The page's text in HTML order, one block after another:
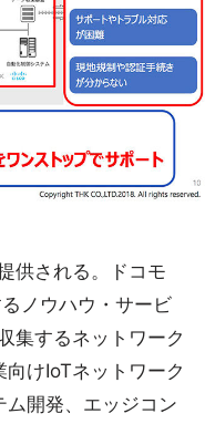
供される。ドコモ
ノウハウ・サービ
集するネットワーク
けIoTネットワーク
開発、エッジコン